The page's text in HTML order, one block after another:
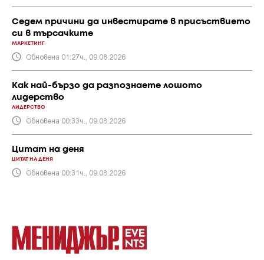
Седем причини да инвестирате в присъствието
си в търсачките
МАРКЕТИНГ
Обновена 01:27ч., 09.08.2026
Как най-бързо да разпознаете лошото
лидерство
ЛИДЕРСТВО
Обновена 00:33ч., 09.08.2026
Цитат на деня
ЦИТАТ НА ДЕНЯ
Обновена 00:31ч., 09.08.2026